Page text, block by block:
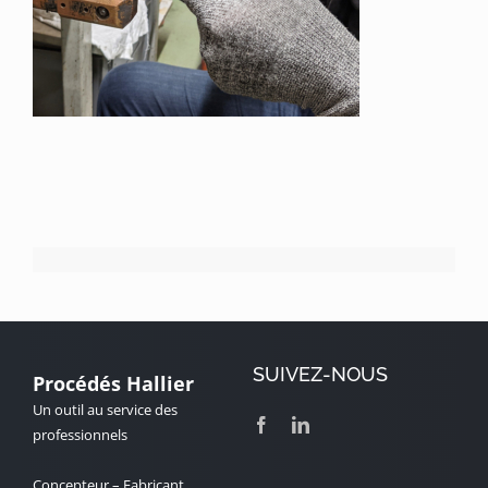
Procédés Hallier
Un outil au service des
professionnels
SUIVEZ-NOUS